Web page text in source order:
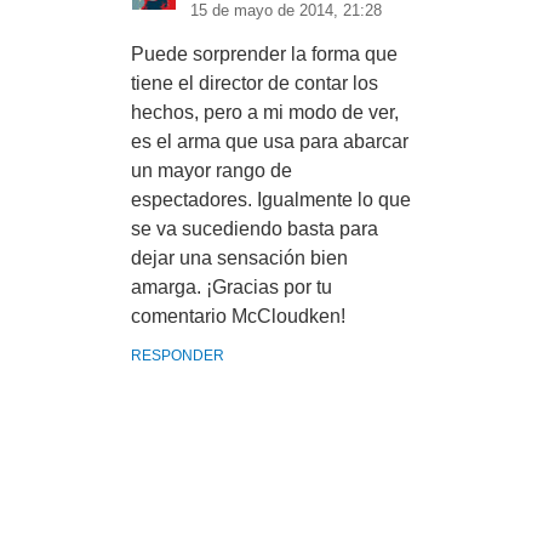
15 de mayo de 2014, 21:28
Puede sorprender la forma que
tiene el director de contar los
hechos, pero a mi modo de ver,
es el arma que usa para abarcar
un mayor rango de
espectadores. Igualmente lo que
se va sucediendo basta para
dejar una sensación bien
amarga. ¡Gracias por tu
comentario McCloudken!
RESPONDER